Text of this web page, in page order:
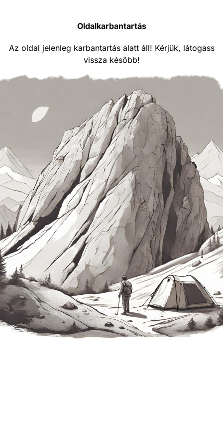
Oldalkarbantartás
Az oldal jelenleg karbantartás alatt áll! Kérjük, látogass
vissza később!